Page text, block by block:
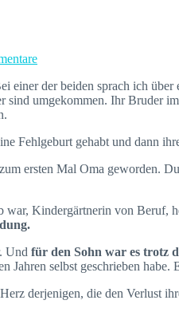
einer der beiden sprach ich
sind umgekommen. Ihr Bruder
Fehlgeburt gehabt und dann
ersten Mal Oma geworden.
Kindergärtnerin von Beruf,
Und für den Sohn war es trotz
Jahren selbst geschrieben habe.
derjenigen, die den Verlust